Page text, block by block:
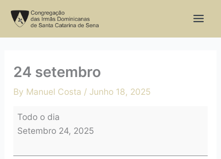
24 setembro
By Manuel Costa / Junho 18, 2025
setembro
Todo o dia
Setembro 24, 2025